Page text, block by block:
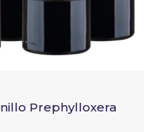
Prephylloxera